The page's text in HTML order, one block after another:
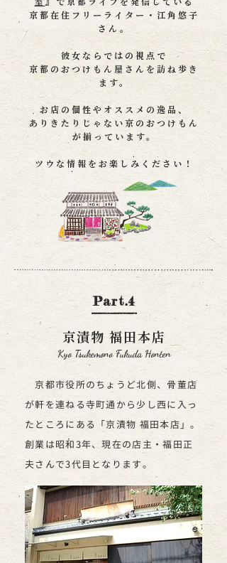
室 』で京都ライフを発信している
京都在住フリーライター・江角悠子
さん。
彼女ならではの視点で
京都のおつけもん屋さんを訪ね歩き
ます。
お店の個性やオススメの逸品、
ありきたりじゃない京のおつけもん
が揃っています。
​ツウな情報をお楽しみください！
Part.4
京都市役所のちょうど北側、骨董店
が軒を連ねる寺町通から少し西に入っ
たところにある「京漬物 福田本店」。
創業は昭和3年、現在の店主・福田正
夫さんで3代目となります。
京漬物 福田本店
Kyo Tsukemono Fukuda Honten